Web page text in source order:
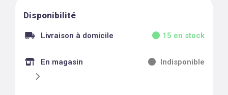
Disponibilité
Livraison à domicile 15 en stock
En magasin Indisponible